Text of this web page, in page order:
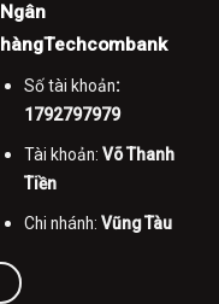
Ngân
hàngTechcombank
Số tài khoản:
1792797979
Tài khoản:Võ Thanh
Tiền
Chi nhánh:Vũng Tàu